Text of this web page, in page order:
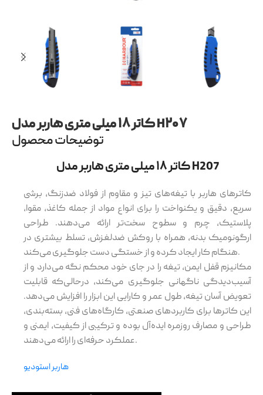
کاتر ۱۸ میلی متری هاربر مدل H۲۰۷
توضیحات محصول
کاتر ۱۸ میلی متری هاربر مدل H207
کاترهای هاربر با تیغه‌های تیز و مقاوم از فولاد ضدزنگ، برشی
سریع، دقیق و یکنواخت را برای انواع مواد از جمله کاغذ، مقوا،
پلاستیک، چرم و سطوح سخت‌تر ارائه می‌دهند. طراحی
ارگونومیک بدنه، همراه با روکش ضدلغزش، تسلط بیشتری در
هنگام کار ایجاد کرده و از خستگی دست جلوگیری می‌کند.
مکانیزم قفل ایمن، تیغه را در جای خود محکم نگه می‌دارد و از
آسیب‌دیدگی ناگهانی جلوگیری می‌کند، درحالی‌که قابلیت
تعویض آسان تیغه، طول عمر و کارایی این ابزار را افزایش می‌دهد.
این کاترها برای کاربردهای صنعتی، کارگاه‌های فنی، بسته‌بندی،
طراحی و مصارف روزمره ایده‌آل بوده و ترکیبی از کیفیت، ایمنی و
عملکرد حرفه‌ای را ارائه می‌دهند.
هاربر استودیو